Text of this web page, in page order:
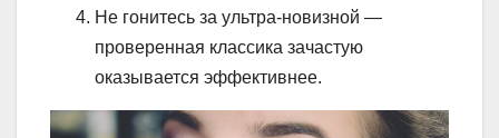
Не гонитесь за ультра-новизной —
проверенная классика зачастую
оказывается эффективнее.